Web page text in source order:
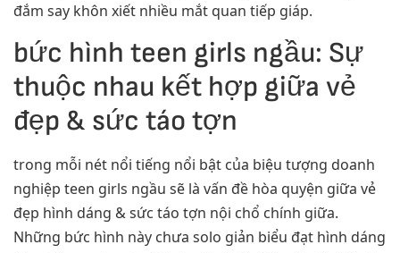
đắm say khôn xiết nhiều mắt quan tiếp giáp.
bức hình teen girls ngầu: Sự
thuộc nhau kết hợp giữa vẻ
đẹp & sức táo tợn
trong mỗi nét nổi tiếng nổi bật của biệu tượng doanh
nghiệp teen girls ngầu sẽ là vấn đề hòa quyện giữa vẻ
đẹp hình dáng & sức táo tợn nội chổ chính giữa.
Những bức hình này chưa solo giản biểu đạt hình dáng